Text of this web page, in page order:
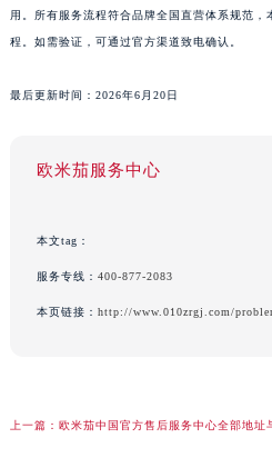
用。所有服务流程符合品牌全国直营体系规范
程。如需验证，可通过官方渠道致电确认。
最后更新时间：2026年6月20日
欧米茄服务中心
本文tag：
服务专线： 400-877-2083
本页链接： http://www.010zrgj.com/
上一篇： 欧米茄中国官方售后服务中心全部地